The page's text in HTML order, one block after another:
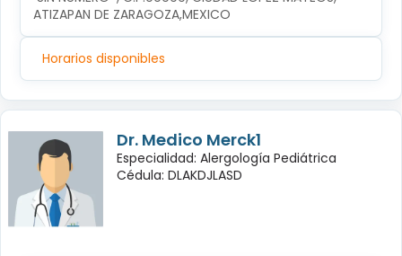
ATIZAPAN DE ZARAGOZA,MEXICO
Horarios disponibles
Dr. Medico Merck1
Especialidad: Alergología Pediátrica
Cédula: DLAKDJLASD